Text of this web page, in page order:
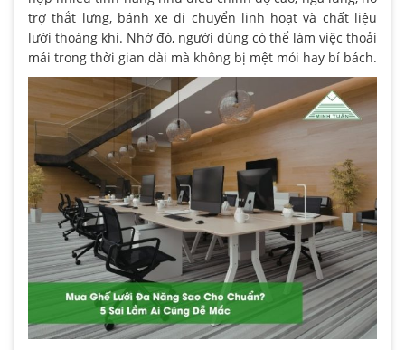
trợ thắt lưng, bánh xe di chuyển linh hoạt và chất liệu
lưới thoáng khí. Nhờ đó, người dùng có thể làm việc thoải
mái trong thời gian dài mà không bị mệt mỏi hay bí bách.